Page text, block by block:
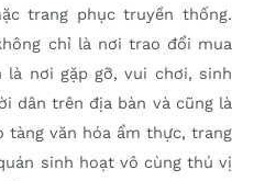
trang phục truyền thống.
chỉ là nơi trao đổi mua
là nơi gặp gỡ, vui chơi, sinh
dân trên địa bàn và cũng là
tàng văn hóa ẩm thực, trang
sinh hoạt vô cùng thú vị